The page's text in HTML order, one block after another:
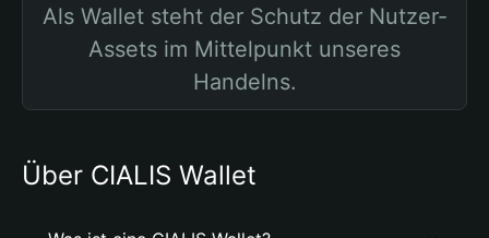
Als Wallet steht der Schutz der Nutzer-
Assets im Mittelpunkt unseres
Handelns.
Über CIALIS Wallet